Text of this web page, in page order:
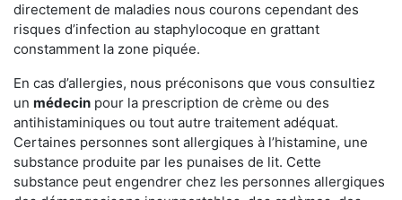
directement de maladies nous courons cependant des
risques d’infection au staphylocoque en grattant
constamment la zone piquée.
En cas d’allergies, nous préconisons que vous consultiez
un médecin pour la prescription de crème ou des
antihistaminiques ou tout autre traitement adéquat.
Certaines personnes sont allergiques à l’histamine, une
substance produite par les punaises de lit. Cette
substance peut engendrer chez les personnes allergiques